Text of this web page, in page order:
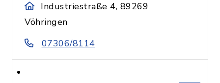
Industriestraße 4, 89269
Vöhringen
07306/8114